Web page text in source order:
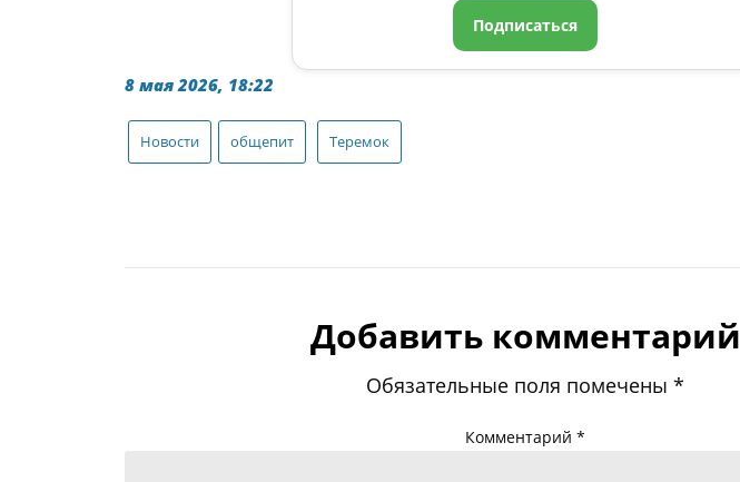
Подписаться
8 мая 2026, 18:22
Новости общепит Теремок
Добавить комментарий
Обязательные поля помечены*
Комментарий*